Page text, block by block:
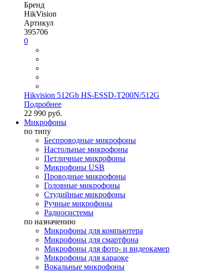
Бренд
HikVision
Артикул
395706
0
Hikvision 512Gb HS-ESSD-T200N/512G
Подробнее
22 990 руб.
Микрофоны
по типу
Беспроводные микрофоны
Настольные микрофоны
Петличные микрофоны
Микрофоны USB
Проводные микрофоны
Головные микрофоны
Студийные микрофоны
Ручные микрофоны
Радиосистемы
по назначению
Микрофоны для компьютера
Микрофоны для смартфона
Микрофоны для фото- и видеокамер
Микрофоны для караоке
Вокальные микрофоны